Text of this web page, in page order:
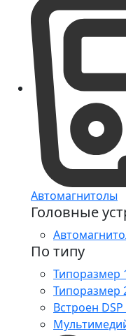
Автомагнитолы
Головные
По типу
Типоразмер
Типоразмер
Встроен